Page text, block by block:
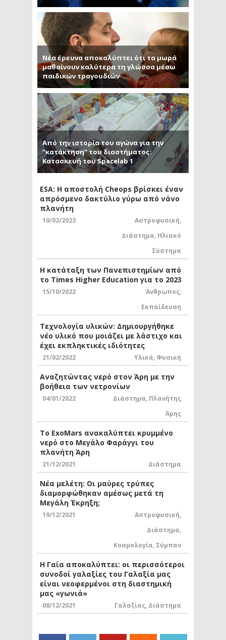
Νέα έρευνα αποκαλύπτει ότι τα μωρά
μαθαίνουν καλύτερα τη γλώσσα μέσω
παιδικών τραγουδιών
Από την ιστορία του αγώνα για την
“κατάκτηση” του διαστήματος:
Κατασκευή του Spacelab 1
ESA: Η αποστολή Cheops βρίσκει έναν
απρόσμενο δακτύλιο γύρω από νάνο
πλανήτη
10/02/2023 Αστροφυσική,
Διάστημα, Ηλιακό
Σύστημα
Η κατάταξη των Πανεπιστημίων από
το Times Higher Education για το 2023
15/10/2022 Άνθρωπος,
Εκπαίδευση
Τεχνολογία υλικών: Δημιουργήθηκε
νέο υλικό που μοιάζει με λάστιχο και
έχει εκπληκτικές ιδιότητες
21/02/2022 Υλικά, Φυσική
Αναζητώντας νερό στον Άρη με την
βοήθεια των νετρονίων
04/01/2022 Διάστημα, Πλανήτης
Άρης
Το ExoMars ανακαλύπτει κρυμμένο
νερό στο Μεγάλο Φαράγγι του
πλανήτη Άρη
21/12/2021 Διάστημα
Νέα μελέτη: Οι μαύρες τρύπες
διαμορφώθηκαν αμέσως μετά τη
Μεγάλη Έκρηξη;
19/12/2021 Αστροφυσική,
Διάστημα,
Κοσμολογία, Σύμπαν
Η Γαία αποκαλύπτει: οι περισσότεροι
συνοδοί γαλαξίες του Γαλαξία μας
είναι νεοφερμένοι στη διαστημική
μας «γωνιά»
08/12/2021 Γαλαξίας, Διάστημα